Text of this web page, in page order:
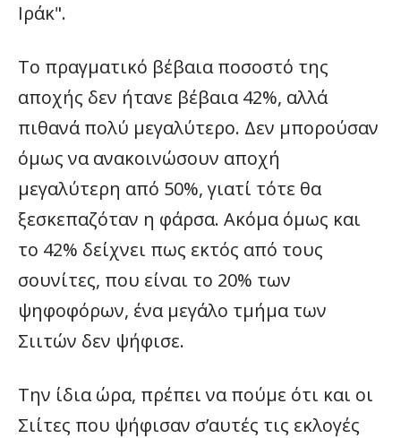
Ιράκ".
Το πραγματικό βέβαια ποσοστό της
αποχής δεν ήτανε βέβαια 42%, αλλά
πιθανά πολύ μεγαλύτερο. Δεν μπορούσαν
όμως να ανακοινώσουν αποχή
μεγαλύτερη από 50%, γιατί τότε θα
ξεσκεπαζόταν η φάρσα. Ακόμα όμως και
το 42% δείχνει πως εκτός από τους
σουνίτες, που είναι το 20% των
ψηφοφόρων, ένα μεγάλο τμήμα των
Σιιτών δεν ψήφισε.
Την ίδια ώρα, πρέπει να πούμε ότι και οι
Σιίτες που ψήφισαν σ’αυτές τις εκλογές